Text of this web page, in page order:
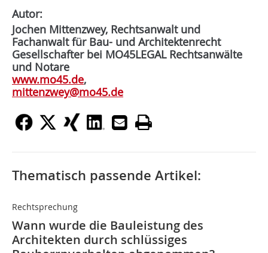
Autor:
Jochen Mittenzwey, Rechtsanwalt und
Fachanwalt für Bau- und Architektenrecht
Gesellschafter bei MO45LEGAL Rechtsanwälte
und Notare
www.mo45.de,
mittenzwey@mo45.de
Thematisch passende Artikel:
Rechtsprechung
Wann wurde die Bauleistung des
Architekten durch schlüssiges